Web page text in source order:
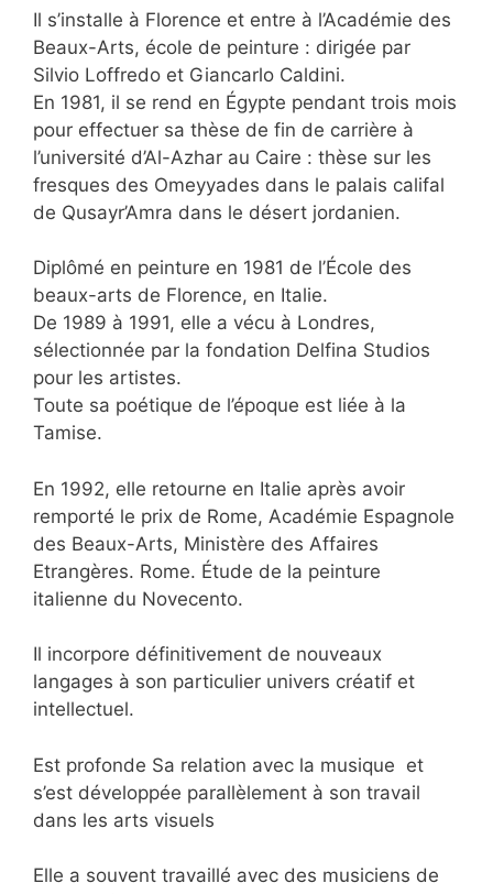
Il s’installe à Florence et entre à l’Académie des
Beaux-Arts, école de peinture : dirigée par
Silvio Loffredo et Giancarlo Caldini.
En 1981, il se rend en Égypte pendant trois mois
pour effectuer sa thèse de fin de carrière à
l’université d’Al-Azhar au Caire : thèse sur les
fresques des Omeyyades dans le palais califal
de Qusayr’Amra dans le désert jordanien.
Diplômé en peinture en 1981 de l’École des
beaux-arts de Florence, en Italie.
De 1989 à 1991, elle a vécu à Londres,
sélectionnée par la fondation Delfina Studios
pour les artistes.
Toute sa poétique de l’époque est liée à la
Tamise.
En 1992, elle retourne en Italie après avoir
remporté le prix de Rome, Académie Espagnole
des Beaux-Arts, Ministère des Affaires
Etrangères. Rome. Étude de la peinture
italienne du Novecento.
Il incorpore définitivement de nouveaux
langages à son particulier univers créatif et
intellectuel.
Est profonde Sa relation avec la musique et
s’est développée parallèlement à son travail
dans les arts visuels
Elle a souvent travaillé avec des musiciens de